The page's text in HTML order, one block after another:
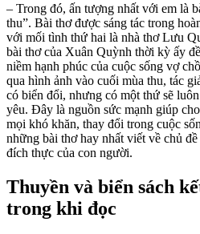
– Trong đó, ấn tượng nhất với em là
thu”. Bài thơ được sáng tác trong
với mối tình thứ hai là nhà thơ Lưu
bài thơ của Xuân Quỳnh thời kỳ ấy
niềm hạnh phúc của cuộc sống vợ
qua hình ảnh vào cuối mùa thu, tác
có biển đổi, nhưng có một thứ sẽ
yêu. Đây là nguồn sức mạnh giúp
mọi khó khăn, thay đổi trong cuộc
những bài thơ hay nhất viết về chủ
đích thực của con người.
Thuyền và biển sách
trong khi đọc